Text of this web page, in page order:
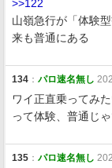
>>122
山嶺急行が「体験
来も普通にある
134 ： パロ速名無し
ワイ正直乗ってみ
って体験、普通じ
135 ： パロ速名無し